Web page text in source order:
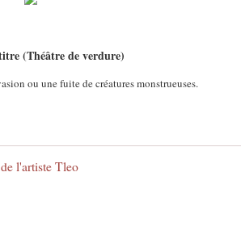
(Théâtre de verdure)
ou une fuite de créatures monstrueuses.
l'artiste Tleo